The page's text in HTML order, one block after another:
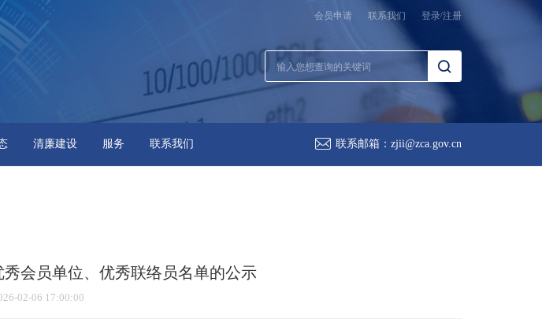
会员申请 联系我们 登录/注册
清廉建设 服务 联系我们 联系邮箱： zjii@zca.gov.cn
会员单位、优秀联络员名单的公示
02-06 17:00:00